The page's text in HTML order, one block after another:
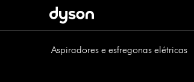
Aspiradores e esfregonas elétricas